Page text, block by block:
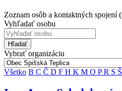
Zoznam osôb a kontaktných spojení
Vyhľadať osobu
Hľadať
Vybrať organizáciu
Všetko B C Č D F H K M O PR S Š